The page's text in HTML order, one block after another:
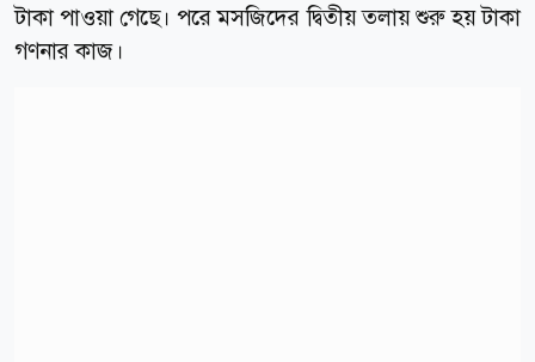
টাকা পাওয়া গেছে। পরে মসজিদের দ্বিতীয় তলায় শুরু হয় টাকা
গণনার কাজ।